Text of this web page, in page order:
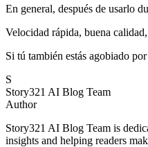
En general, después de usarlo
Velocidad rápida, buena
Si tú también estás agobiado
S
Story321 AI Blog Team
Author
Story321 AI Blog Team is
insights and helping readers